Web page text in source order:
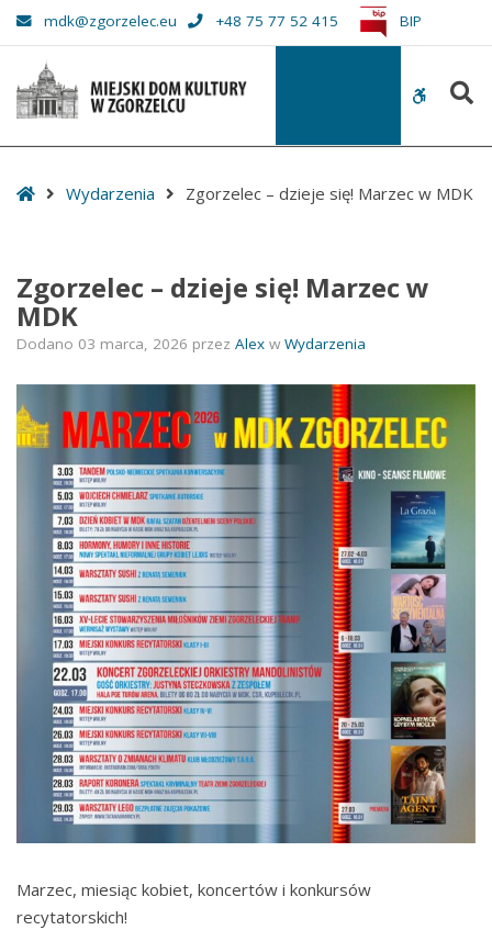
Zgorzelec
dzieje
się!
Marzec
MDK
mdk@zgorzelec.eu +48 75 77 52 415 BIP
WCAG
StartWydarzenia Zgorzelec – dzieje się! Marzec w MDK
Zgorzelec – dzieje się! Marzec w
MDK
Dodano 03 marca, 2026 przez Alex w Wydarzenia
Marzec, miesiąc kobiet, koncertów i konkursów
recytatorskich!